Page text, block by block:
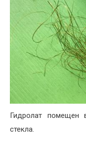
Гидролат помещен
стекла.